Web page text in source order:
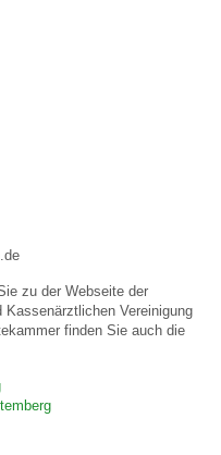
zu der Webseite der
Kassenärztlichen Vereinigung
finden Sie auch die